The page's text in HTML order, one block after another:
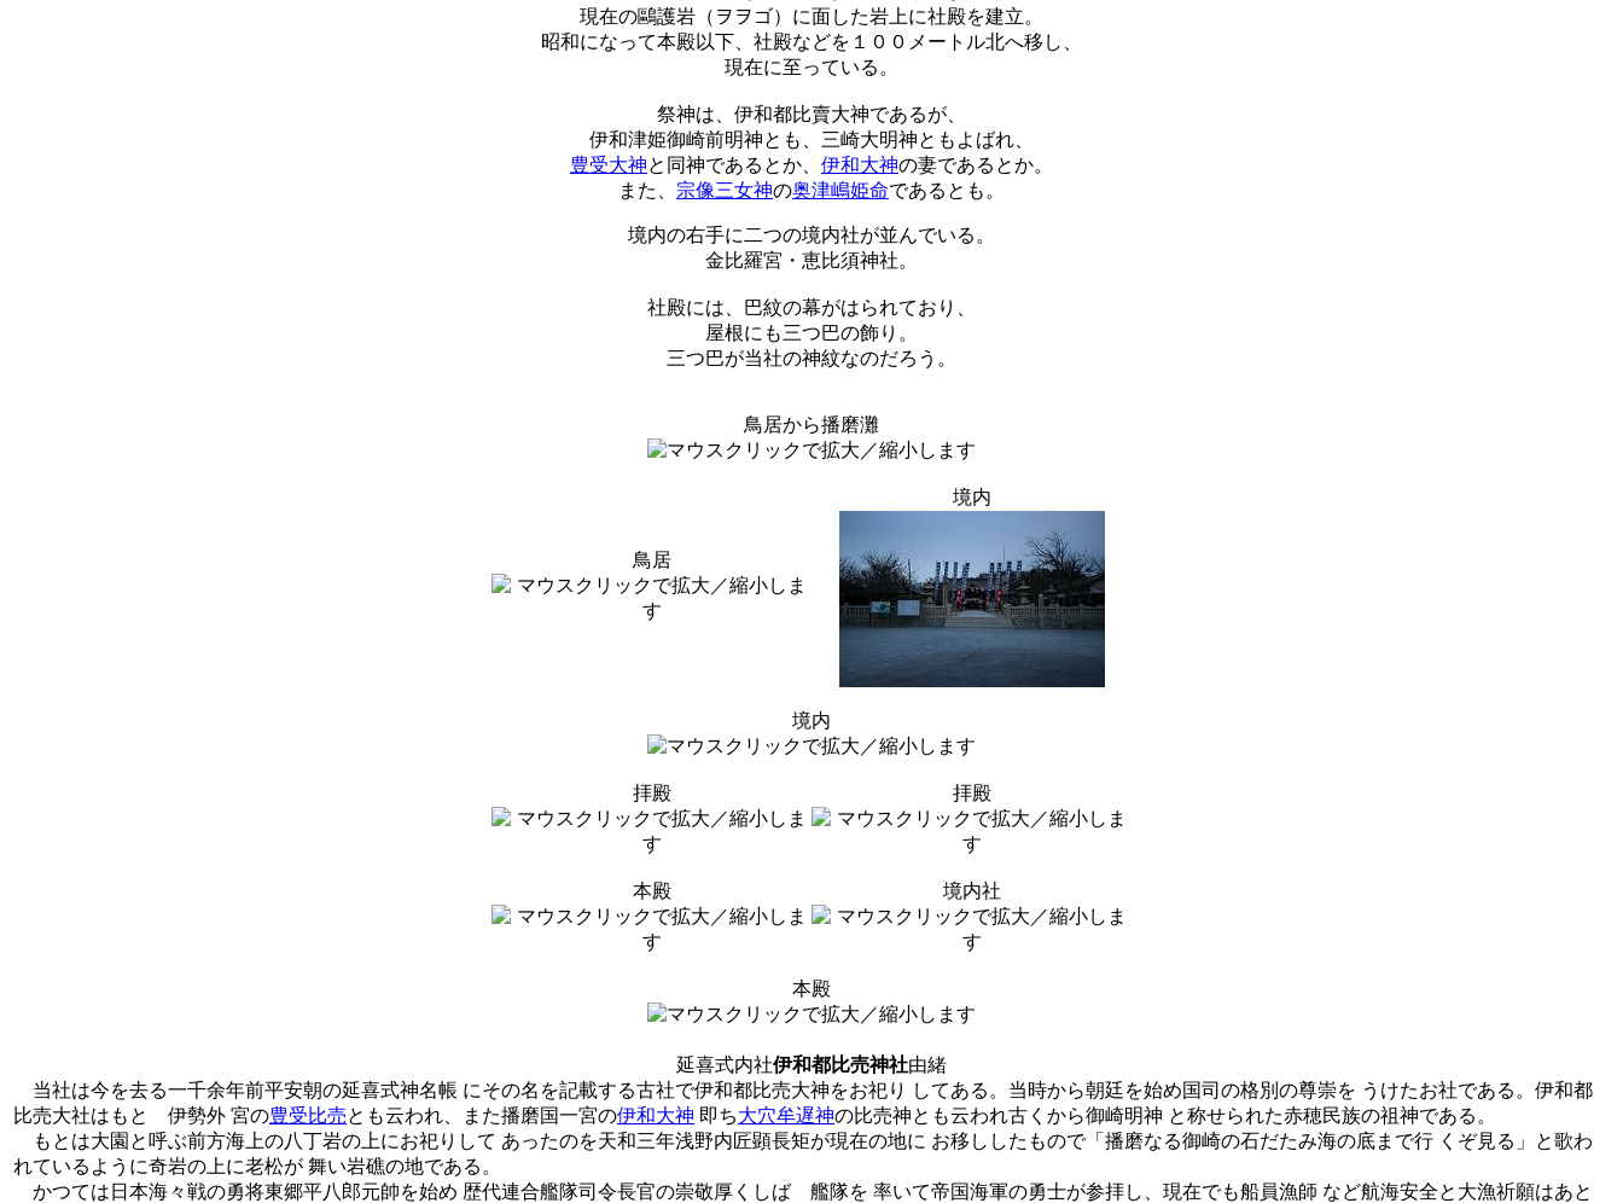
現在の鷗護岩（ヲヲゴ）に面した岩上に社殿を建立。
昭和になって本殿以下、社殿などを１００メートル北へ移し、
現在に至っている。
祭神は、伊和都比賣大神であるが、
伊和津姫御崎前明神とも、三崎大明神ともよばれ、
豊受大神と同神であるとか、 伊和大神の妻であるとか。
また、 宗像三女神の奥津嶋姫命であるとも。
境内の右手に二つの境内社が並んでいる。
金比羅宮・恵比須神社。
社殿には、巴紋の幕がはられており、
屋根にも三つ巴の飾り。
三つ巴が当社の神紋なのだろう。
鳥居から播磨灘
鳥居
境内
境内
拝殿 拝殿
本殿 境内社
本殿
延喜式内社伊和都比売神社由緒
当社は今を去る一千余年前平安朝の延喜式神名帳 にその名を記載する古社で伊和都比売大神をお祀り してある。当時から朝廷を始め国司の格別の尊崇を うけたお社である。伊和都
比売大社はもとゝ伊勢外 宮の豊受比売とも云われ、また播磨国一宮の伊和大神 即ち大穴牟遅神の比売神とも云われ古くから御崎明神 と称せられた赤穂民族の祖神である。
もとは大園と呼ぶ前方海上の八丁岩の上にお祀りして あったのを天和三年浅野内匠顕長矩が現在の地に お移ししたもので「播磨なる御崎の石だたみ海の底まで行 くぞ見る」と歌わ
れているように奇岩の上に老松が 舞い岩礁の地である。
かつては日本海々戦の勇将東郷平八郎元帥を始め 歴代連合艦隊司令長官の崇敬厚くしばゝ艦隊を 率いて帝国海軍の勇士が参拝し、現在でも船員漁師 など航海安全と大漁祈願はあと